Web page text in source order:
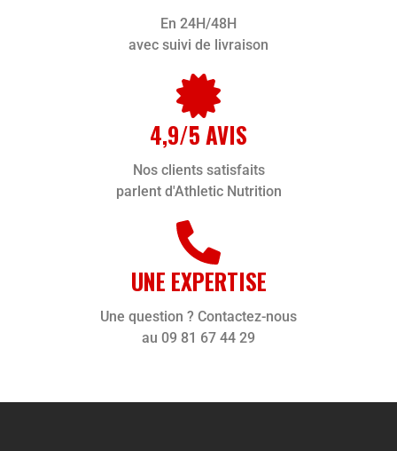
En 24H/48H
avec suivi de livraison
4,9/5 AVIS
Nos clients satisfaits
parlent d'Athletic Nutrition
UNE EXPERTISE
Une question ? Contactez-nous
au 09 81 67 44 29